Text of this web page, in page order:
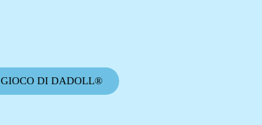
GIOCO DI DADOLL®